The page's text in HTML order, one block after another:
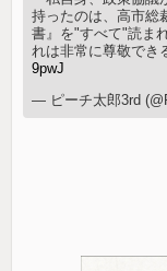
持ったのは、高市総
書』を"すべて"読ま
れは非常に尊敬で
9pwJ
— ピーチ太郎3rd